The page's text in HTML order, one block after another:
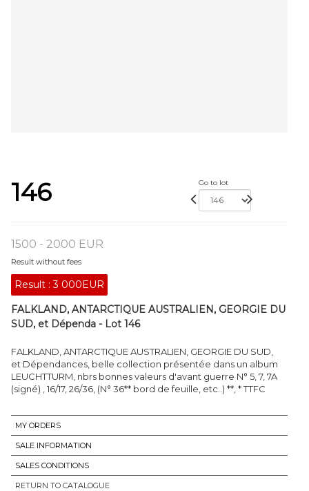
146 Go to lot
1500 - 2000 EUR
Result without fees
Result :3 000EUR
FALKLAND, ANTARCTIQUE AUSTRALIEN, GEORGIE DU
SUD, et Dépenda - Lot 146
FALKLAND, ANTARCTIQUE AUSTRALIEN, GEORGIE DU SUD,
et Dépendances, belle collection présentée dans un album
LEUCHTTURM, nbrs bonnes valeurs d'avant guerre N° 5, 7, 7A
(signé) , 16/17, 26/36, (N° 36** bord de feuille, etc..) **, * TTFC
MY ORDERS
SALE INFORMATION
SALES CONDITIONS
RETURN TO CATALOGUE